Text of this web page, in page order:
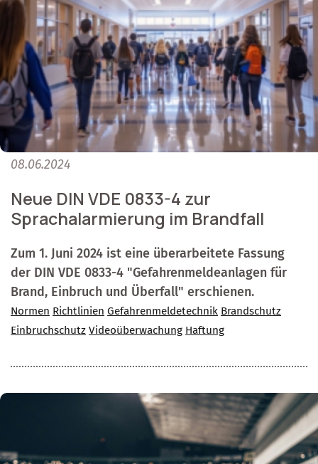
08.06.2024
Neue DIN VDE 0833-4 zur
Sprachalarmierung im Brandfall
Zum 1. Juni 2024 ist eine überarbeitete Fassung
der DIN VDE 0833-4 "Gefahrenmeldeanlagen für
Brand, Einbruch und Überfall" erschienen.
Normen Richtlinien Gefahrenmeldetechnik Brandschutz
Einbruchschutz Videoüberwachung Haftung